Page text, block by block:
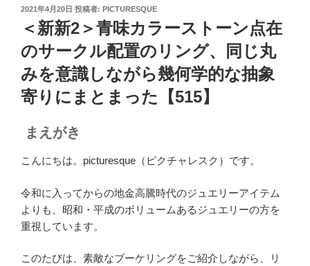
投
日:
2021年4月20日 投稿者: PICTURESQUE
＜新新2＞青味カラーストーン点在
のサークル配置のリング、同じ丸
みを意識しながら幾何学的な抽象
寄りにまとまった【515】
まえがき
こんにちは。picturesque（ピクチャレスク）です。
令和に入ってからの地金高騰時代のジュエリーアイテム
よりも、昭和・平成のボリュームあるジュエリーの方を
重視しています。
このたびは、素敵なブーケリングをご紹介しながら、リ